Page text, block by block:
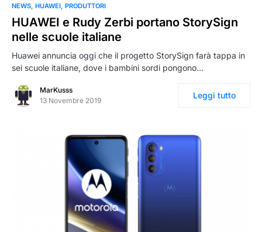
NEWS HUAWEI PRODUTTORI
HUAWEI e Rudy Zerbi portano StorySign
nelle scuole italiane
Huawei annuncia oggi che il progetto StorySign farà tappa in
sei scuole italiane, dove i bambini sordi pongono…
MarKusss
13 Novembre 2019
Leggi tutto